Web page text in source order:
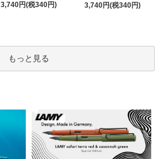
3,740円(税340円)
3,740円(税340円)
もっと見る